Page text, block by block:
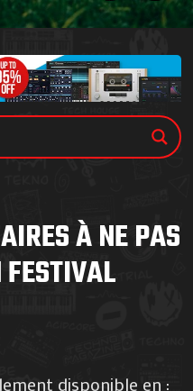
À NE PAS
disponible en :